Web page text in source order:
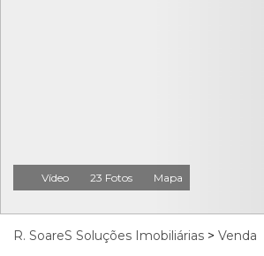
Vídeo 23 Fotos Mapa
R. SoareS Soluções Imobiliárias > Venda